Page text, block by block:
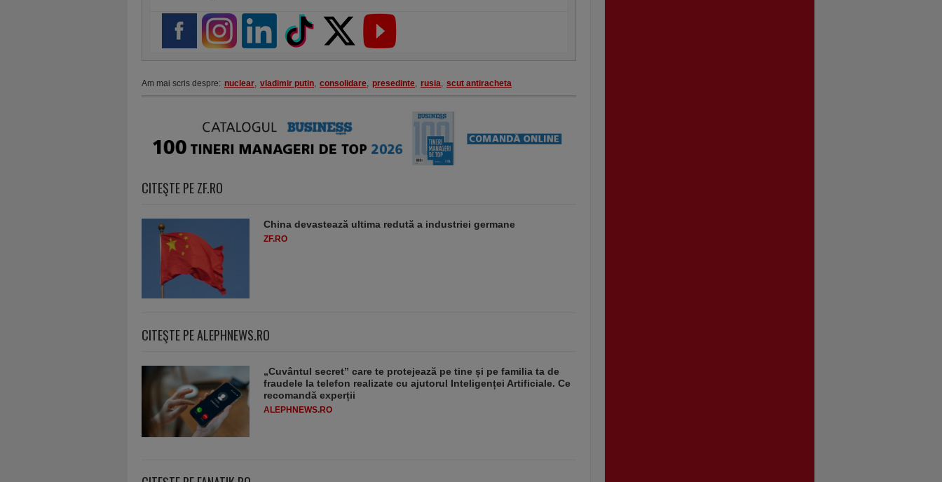
Am mai scris despre: nuclear, vladimir putin, consolidare, presedinte, rusia, scut antiracheta
CITEŞTE PE ZF.RO
China devastează ultima redută a industriei germane
ZF.RO
CITEŞTE PE ALEPHNEWS.RO
„Cuvântul secret” care te protejează pe tine și pe familia ta de
fraudele la telefon realizate cu ajutorul Inteligenței Artificiale. Ce
recomandă experții
ALEPHNEWS.RO